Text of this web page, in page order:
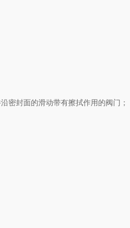
封面的滑动带有擦拭作用的阀门；